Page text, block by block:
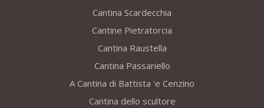
Cantina Scardecchia
Cantine Pietratorcia
Cantina Raustella
Cantina Passariello
A Cantina di Battista 'e Cenzino
Cantina dello scultore